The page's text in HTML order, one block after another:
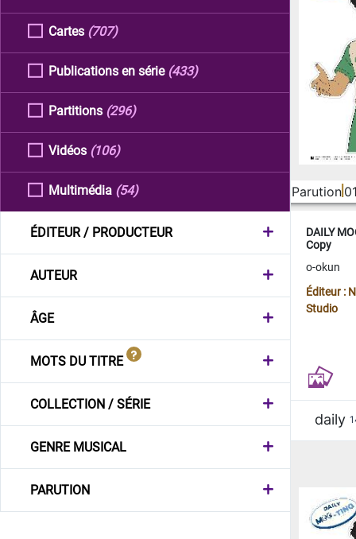
Cartes (707)
Publications en série (433)
Partitions (296)
Vidéos (106)
Multimédia (54)
ÉDITEUR / PRODUCTEUR
AUTEUR
ÂGE
MOTS DU TITRE
COLLECTION / SÉRIE
GENRE MUSICAL
PARUTION
Parution
DAILY
Copy
o-okun
Éditeur :
Studio
daily